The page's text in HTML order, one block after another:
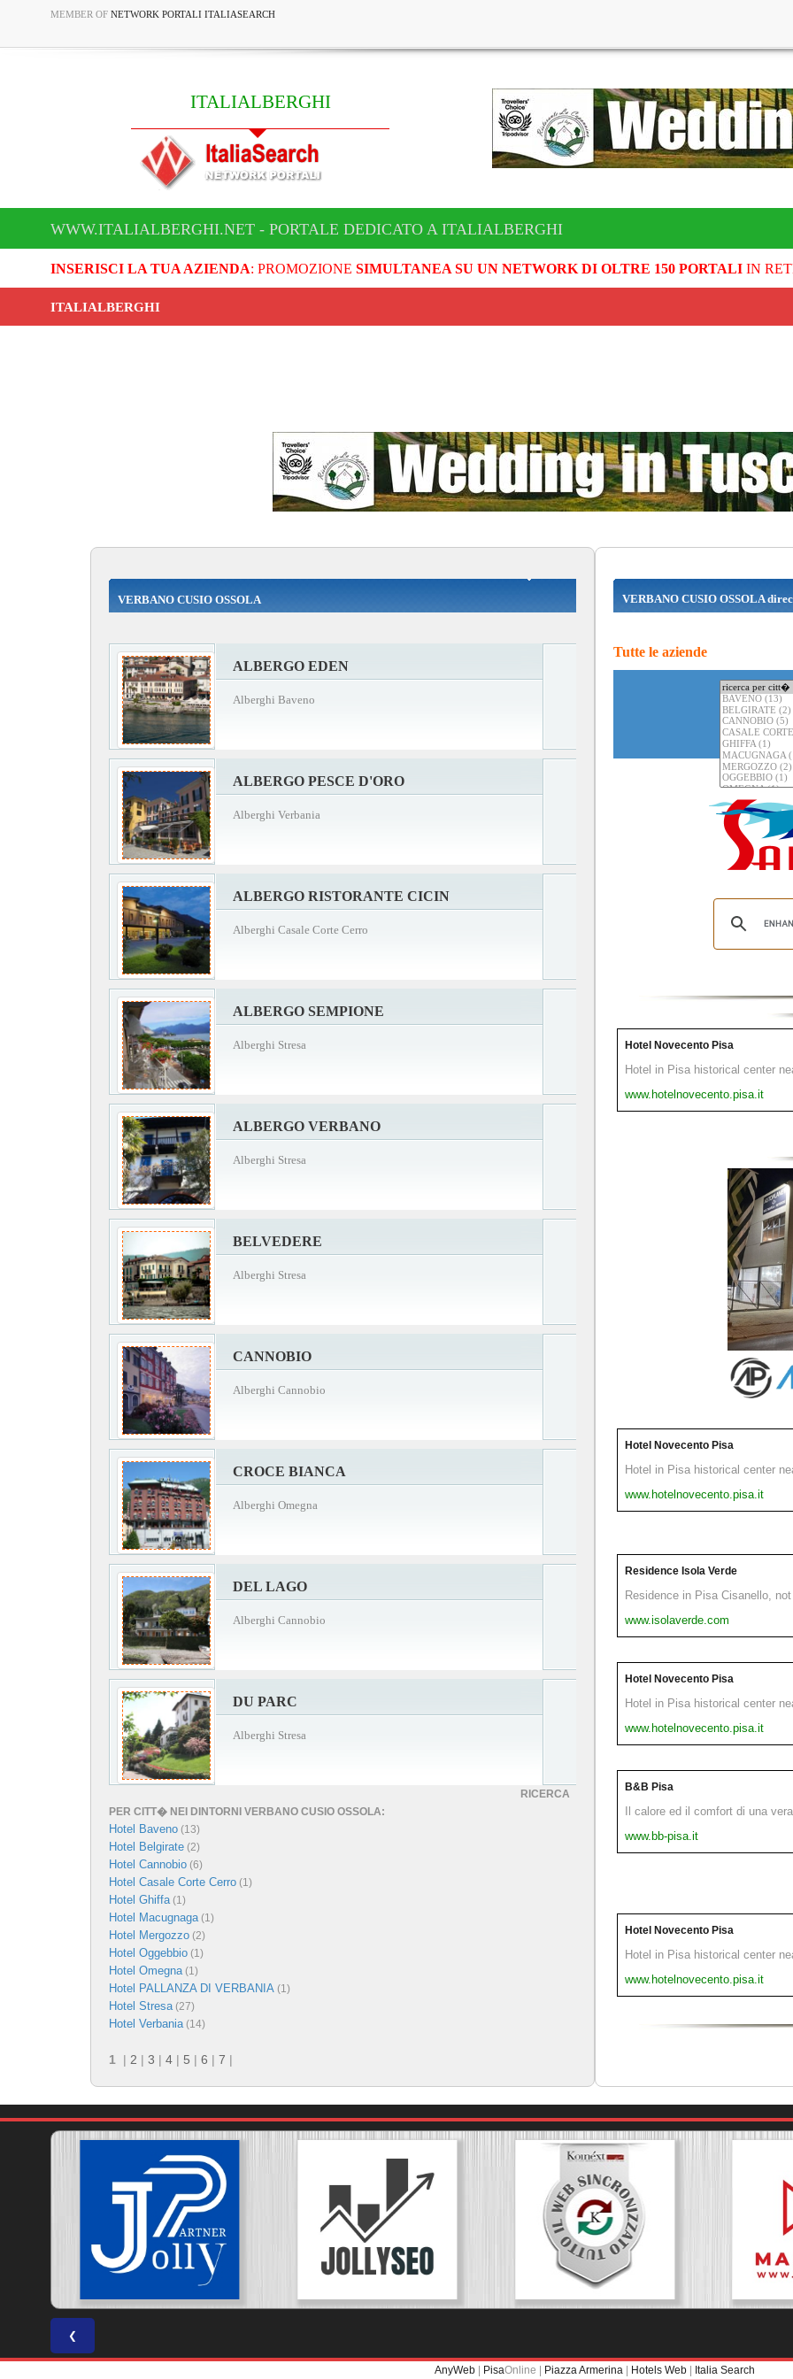
MEMBER OF NETWORK PORTALI ITALIASEARCH
ITALIALBERGHI
WWW.ITALIALBERGHI.NET - PORTALE DEDICATO A ITALIALBERGHI
INSERISCI LA TUA AZIENDA: PROMOZIONE SIMULTANEA SU UN NETWORK DI OLTRE 150 PORTALIIN
ITALIALBERGHI
VERBANO CUSIO OSSOLA
ALBERGO EDEN
Alberghi Baveno
ALBERGO PESCE D'ORO
Alberghi Verbania
ALBERGO RISTORANTE CICIN
Alberghi Casale Corte Cerro
ALBERGO SEMPIONE
Alberghi Stresa
ALBERGO VERBANO
Alberghi Stresa
BELVEDERE
Alberghi Stresa
CANNOBIO
Alberghi Cannobio
CROCE BIANCA
Alberghi Omegna
DEL LAGO
Alberghi Cannobio
DU PARC
Alberghi Stresa
RICERCA
PER CITT� NEI DINTORNI VERBANO CUSIO OSSOLA:
Hotel Baveno (13)
Hotel Belgirate (2)
Hotel Cannobio (6)
Hotel Casale Corte Cerro (1)
Hotel Ghiffa(1)
Hotel Macugnaga(1)
Hotel Mergozzo (2)
Hotel Oggebbio (1)
Hotel Omegna(1)
Hotel PALLANZA DI VERBANIA (1)
Hotel Stresa(27)
Hotel Verbania(14)
1 | 2 | 3 | 4 | 5 | 6 | 7 |
VERBANO CUSIO OSSOLA
Tutte le aziende
Hotel Novecento Pisa
Hotel in Pisa historical center
www.hotelnovecento.pisa.it
Hotel Novecento Pisa
Hotel in Pisa historical center
www.hotelnovecento.pisa.it
Residence Isola Verde
Residence in Pisa Cisanello,
www.isolaverde.com
Hotel Novecento Pisa
Hotel in Pisa historical center
www.hotelnovecento.pisa.it
B&B Pisa
Il calore ed il comfort di una
www.bb-pisa.it
Hotel Novecento Pisa
Hotel in Pisa historical center
www.hotelnovecento.pisa.it
❮
AnyWeb | PisaOnline | Piazza Armerina | Hotels Web | Italia Search